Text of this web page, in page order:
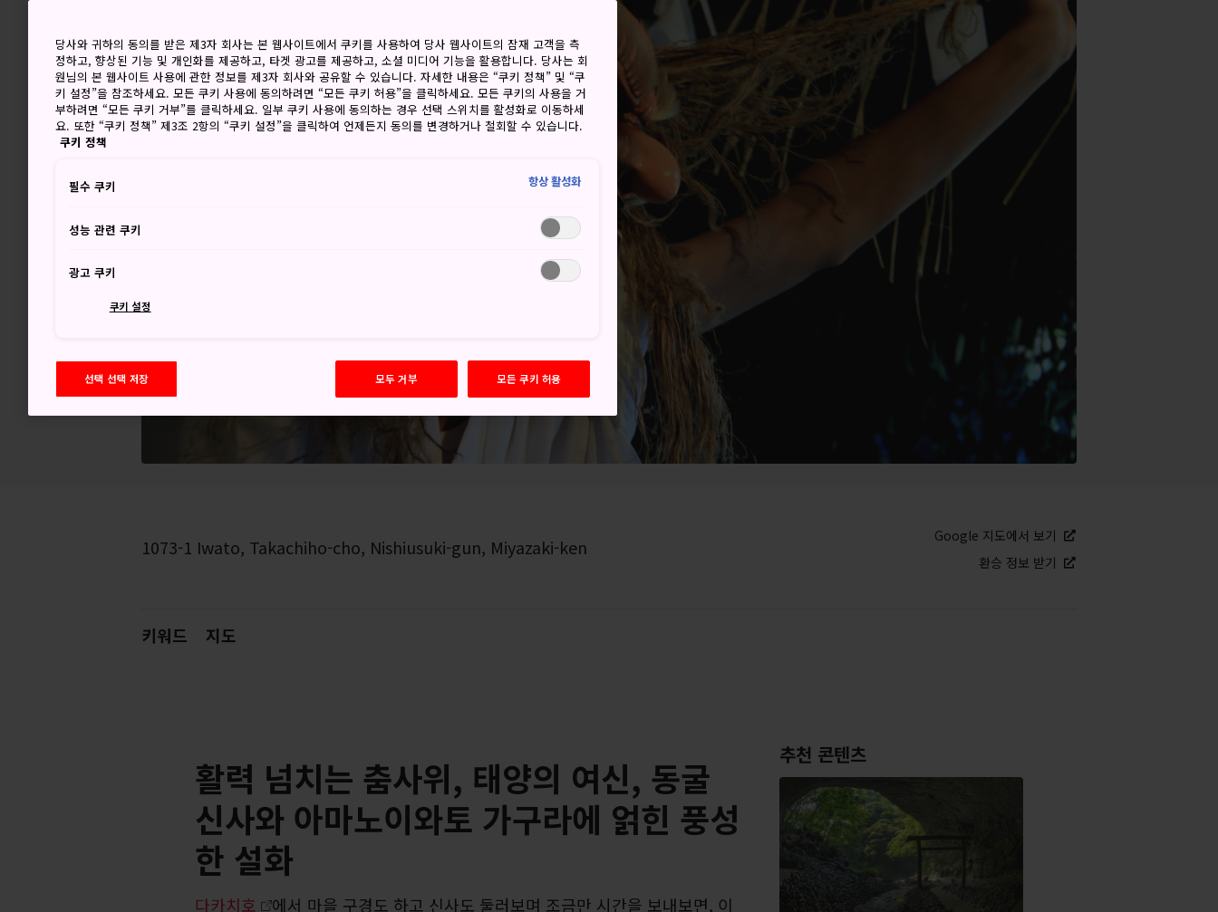
1073-1 Iwato, Takachiho-cho, Nishiusuki-gun, Miyazaki-ken
Google 지도에서 보기
환승 정보 받기
키워드 지도
활력 넘치는 춤사위, 태양의 여신, 동굴
신사와 아마노이와토 가구라에 얽힌 풍성
한 설화
다카치호
에서 마을 구경도 하고 신사도 둘러보며 조금만 시간을 보내보면, 이
추천 콘텐츠
당사와 귀하의 동의를 받은 제3자 회사는 본 웹사이트에서 쿠키를 사용하여 당사 웹사이트의 잠재 고객을 측
정하고, 향상된 기능 및 개인화를 제공하고, 타겟 광고를 제공하고, 소셜 미디어 기능을 활용합니다. 당사는 회
원님의 본 웹사이트 사용에 관한 정보를 제3자 회사와 공유할 수 있습니다. 자세한 내용은 “쿠키 정책” 및 “쿠
키 설정”을 참조하세요. 모든 쿠키 사용에 동의하려면 “모든 쿠키 허용”을 클릭하세요. 모든 쿠키의 사용을 거
부하려면 “모든 쿠키 거부”를 클릭하세요. 일부 쿠키 사용에 동의하는 경우 선택 스위치를 활성화로 이동하세
요. 또한 “쿠키 정책” 제3조 2항의 “쿠키 설정”을 클릭하여 언제든지 동의를 변경하거나 철회할 수 있습니다.
쿠키 정책
필수 쿠키 항상 활성화
성능 관련 쿠키
광고 쿠키
쿠키 설정
선택 선택 저장 모두 거부 모든 쿠키 허용